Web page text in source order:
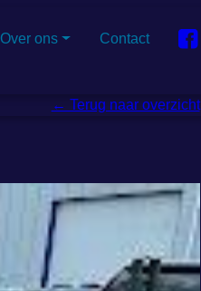
Over ons Contact
← Terug naar overzicht